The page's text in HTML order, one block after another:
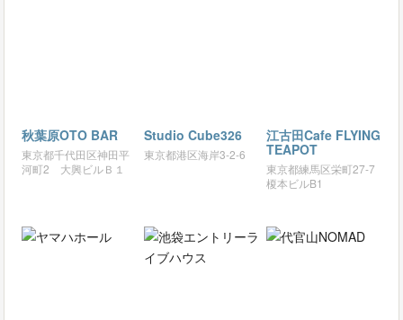
秋葉原OTO BAR
東京都千代田区神田平
河町2 大興ビルＢ１
Studio Cube326
東京都港区海岸3-2-6
江古田Cafe FLYING
TEAPOT
東京都練馬区栄町27-7
榎本ビルB1